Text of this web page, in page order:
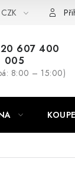
CZK
607 400
005
8:00 – 15:00)